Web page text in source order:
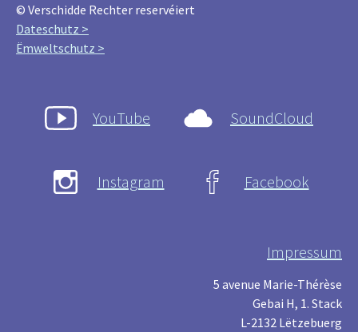
© Verschidde Rechter reservéiert
Dateschutz >
Ëmweltschutz >
YouTube SoundCloud
Instagram Facebook
Impressum
5 avenue Marie-Thérèse
Gebai H, 1. Stack
L-2132 Lëtzebuerg